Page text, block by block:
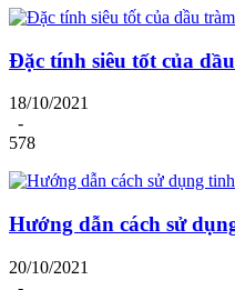
Đặc tính siêu tốt của
18/10/2021
-
578
Hướng dẫn cách sử
20/10/2021